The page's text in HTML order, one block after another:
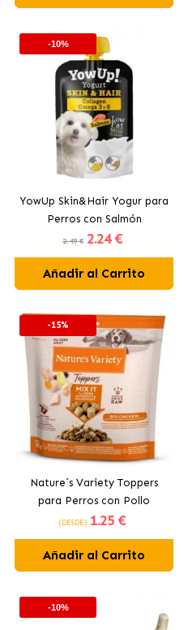
-10%
YowUp Skin&Hair Yogur para
Perros con Salmón
2.49 € 2.24 €
Añadir al Carrito
-15%
Nature´s Variety Toppers
para Perros con Pollo
(DESDE) 1.25 €
Añadir al Carrito
-10%